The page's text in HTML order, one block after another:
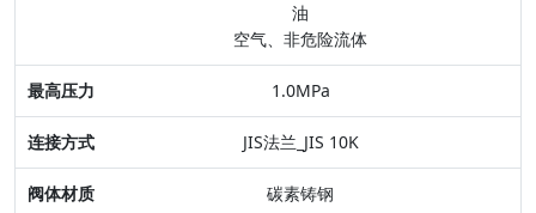
特点
油
空气、非危险流体
1.0MPa
JIS法兰_JIS 10K
碳素铸钢